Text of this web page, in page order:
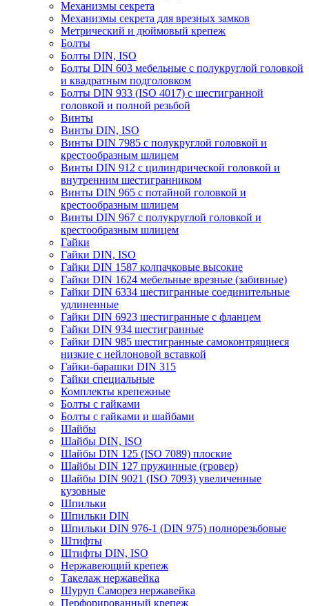
Механизмы секрета
Механизмы секрета для врезных замков
Метрический и дюймовый крепеж
Болты
Болты DIN, ISO
Болты DIN 603 мебельные с полукруглой головкой
и квадратным подголовком
Болты DIN 933 (ISO 4017) с шестигранной
головкой и полной резьбой
Винты
Винты DIN, ISO
Винты DIN 7985 с полукруглой головкой и
крестообразным шлицем
Винты DIN 912 с цилиндрической головкой и
внутренним шестигранником
Винты DIN 965 с потайной головкой и
крестообразным шлицем
Винты DIN 967 с полукруглой головкой и
крестообразным шлицем
Гайки
Гайки DIN, ISO
Гайки DIN 1587 колпачковые высокие
Гайки DIN 1624 мебельные врезные (забивные)
Гайки DIN 6334 шестигранные соединительные
удлиненные
Гайки DIN 6923 шестигранные с фланцем
Гайки DIN 934 шестигранные
Гайки DIN 985 шестигранные самоконтрящиеся
низкие с нейлоновой вставкой
Гайки-барашки DIN 315
Гайки специальные
Комплекты крепежные
Болты с гайками
Болты с гайками и шайбами
Шайбы
Шайбы DIN, ISO
Шайбы DIN 125 (ISO 7089) плоские
Шайбы DIN 127 пружинные (гровер)
Шайбы DIN 9021 (ISO 7093) увеличенные
кузовные
Шпильки
Шпильки DIN
Шпильки DIN 976-1 (DIN 975) полнорезьбовые
Штифты
Штифты DIN, ISO
Нержавеющий крепеж
Такелаж нержавейка
Шуруп Саморез нержавейка
Перфорированный крепеж